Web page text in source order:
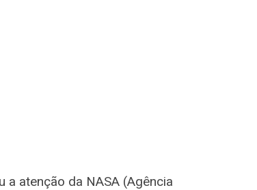
a atenção da NASA (Agência